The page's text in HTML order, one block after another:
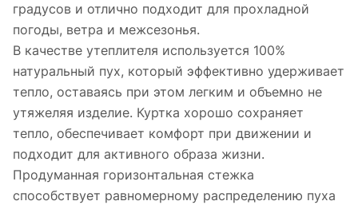
градусов и отлично подходит для прохладной
погоды, ветра и межсезонья.
В качестве утеплителя используется 100%
натуральный пух, который эффективно удерживает
тепло, оставаясь при этом легким и объемно не
утяжеляя изделие. Куртка хорошо сохраняет
тепло, обеспечивает комфорт при движении и
подходит для активного образа жизни.
Продуманная горизонтальная стежка
способствует равномерному распределению пуха